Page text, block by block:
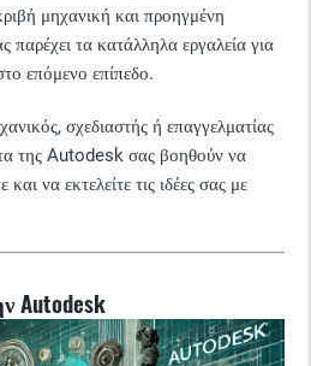
μηχανική και προηγμένη
τα κατάλληλα εργαλεία για
επόμενο επίπεδο.
σχεδιαστής ή επαγγελματίας
της Autodesk σας βοηθούν να
και να εκτελείτε τις ιδέες σας με
Autodesk